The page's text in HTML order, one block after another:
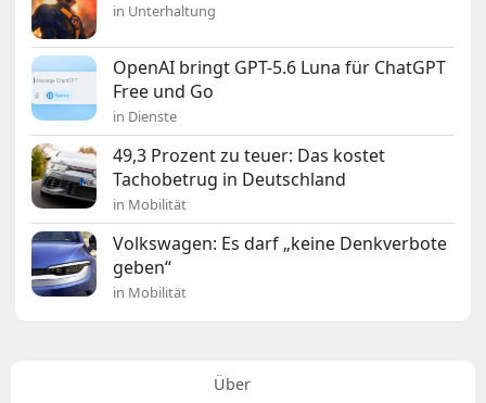
in Unterhaltung
OpenAI bringt GPT-5.6 Luna für ChatGPT
Free und Go
in Dienste
49,3 Prozent zu teuer: Das kostet
Tachobetrug in Deutschland
in Mobilität
Volkswagen: Es darf „keine Denkverbote
geben“
in Mobilität
Über